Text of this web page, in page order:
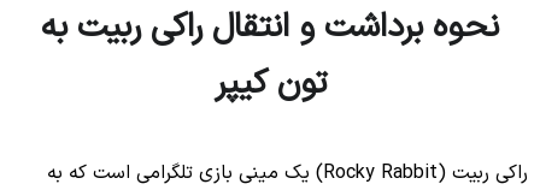
نحوه برداشت و انتقال راکی ربیت به
تون کیپر
راکی ربیت (Rocky Rabbit) یک مینی بازی تلگرامی است که به